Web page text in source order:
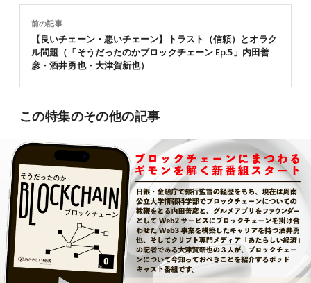
前の記事
【良いチェーン・悪いチェーン】トラスト（信頼）とオラク
ル問題（「そうだったのかブロックチェーン Ep.5」内田善
彦・酒井勇也・大津賀新也）
この特集のその他の記事